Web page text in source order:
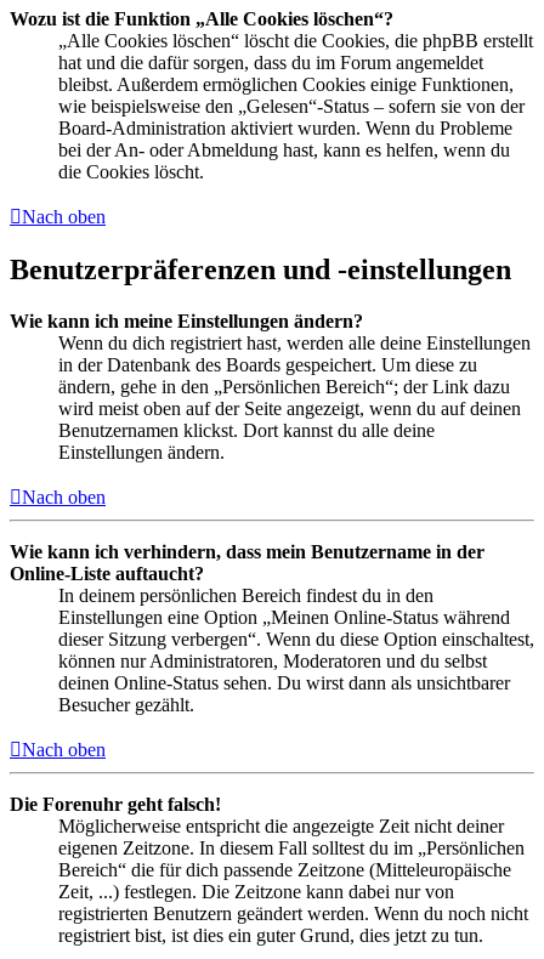
Wozu ist die Funktion „Alle Cookies löschen“?
„Alle Cookies löschen“ löscht die Cookies, die phpBB erstellt
hat und die dafür sorgen, dass du im Forum angemeldet
bleibst. Außerdem ermöglichen Cookies einige Funktionen,
wie beispielsweise den „Gelesen“-Status – sofern sie von der
Board-Administration aktiviert wurden. Wenn du Probleme
bei der An- oder Abmeldung hast, kann es helfen, wenn du
die Cookies löscht.
Nach oben
Benutzerpräferenzen und -einstellungen
Wie kann ich meine Einstellungen ändern?
Wenn du dich registriert hast, werden alle deine Einstellungen
in der Datenbank des Boards gespeichert. Um diese zu
ändern, gehe in den „Persönlichen Bereich“; der Link dazu
wird meist oben auf der Seite angezeigt, wenn du auf deinen
Benutzernamen klickst. Dort kannst du alle deine
Einstellungen ändern.
Nach oben
Wie kann ich verhindern, dass mein Benutzername in der
Online-Liste auftaucht?
In deinem persönlichen Bereich findest du in den
Einstellungen eine Option „Meinen Online-Status während
dieser Sitzung verbergen“. Wenn du diese Option einschaltest,
können nur Administratoren, Moderatoren und du selbst
deinen Online-Status sehen. Du wirst dann als unsichtbarer
Besucher gezählt.
Nach oben
Die Forenuhr geht falsch!
Möglicherweise entspricht die angezeigte Zeit nicht deiner
eigenen Zeitzone. In diesem Fall solltest du im „Persönlichen
Bereich“ die für dich passende Zeitzone (Mitteleuropäische
Zeit, ...) festlegen. Die Zeitzone kann dabei nur von
registrierten Benutzern geändert werden. Wenn du noch nicht
registriert bist, ist dies ein guter Grund, dies jetzt zu tun.